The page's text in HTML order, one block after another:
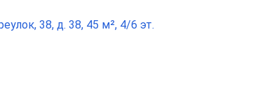
38, д. 38, 45 м², 4/6 эт.